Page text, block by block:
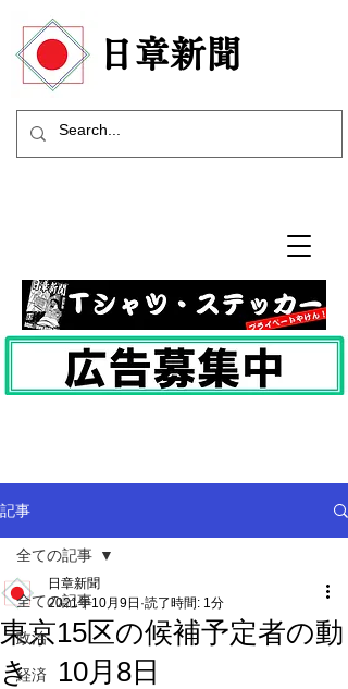
​日章新聞
記事
全ての記事
政治
経済
全ての記事
東京15区の候補予定者の動
き 10月8日
日章新聞
2021年10月9日 読了時間: 1分